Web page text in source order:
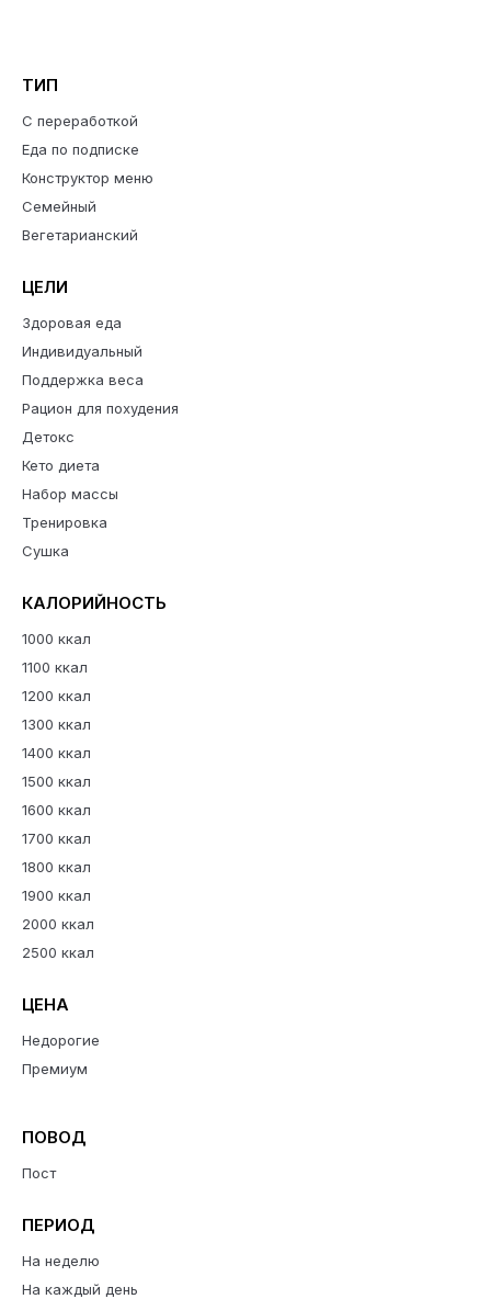
ТИП
С переработкой
Еда по подписке
Конструктор меню
Семейный
Вегетарианский
ЦЕЛИ
Здоровая еда
Индивидуальный
Поддержка веса
Рацион для похудения
Детокс
Кето диета
Набор массы
Тренировка
Сушка
КАЛОРИЙНОСТЬ
1000 ккал
1100 ккал
1200 ккал
1300 ккал
1400 ккал
1500 ккал
1600 ккал
1700 ккал
1800 ккал
1900 ккал
2000 ккал
2500 ккал
ЦЕНА
Недорогие
Премиум
ПОВОД
Пост
ПЕРИОД
На неделю
На каждый день